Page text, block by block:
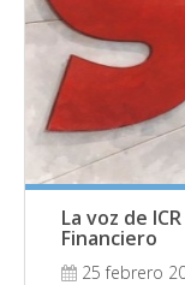
La voz de
Financiero
25 febrero